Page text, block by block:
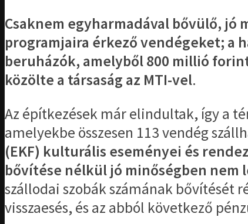
Csaknem egyharmadával bővülő, jó
programjaira érkező vendégeket; a
beruházók, amelyből 800 millió
közölte a társaság az MTI-vel.
Az építkezések már elindultak, így a
amelyekbe összesen 113 vendég
(EKF) kulturális eseményei és
bővítése nélkül jó minőségben nem
szállodai szobák számának bővítését
visszaesés, és az abból következő